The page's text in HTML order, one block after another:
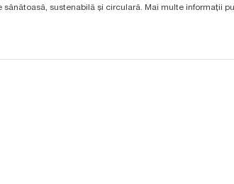
sustenabilă și circulară. Mai multe informații